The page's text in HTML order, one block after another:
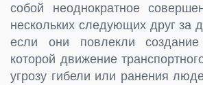
собой неоднократное
нескольких следующих друг за
если они повлекли
которой движение
угрозу гибели или ранения